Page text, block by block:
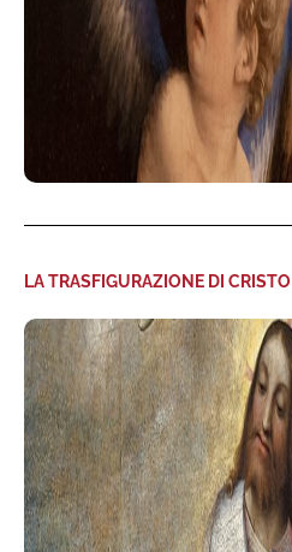
LA TRASFIGURAZIONE DI CRISTO